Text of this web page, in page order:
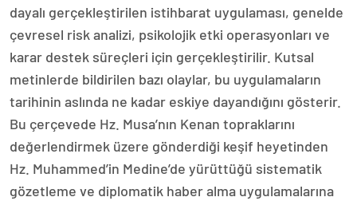
dayalı gerçekleştirilen istihbarat uygulaması, genelde
çevresel risk analizi, psikolojik etki operasyonları ve
karar destek süreçleri için gerçekleştirilir. Kutsal
metinlerde bildirilen bazı olaylar, bu uygulamaların
tarihinin aslında ne kadar eskiye dayandığını gösterir.
Bu çerçevede Hz. Musa’nın Kenan topraklarını
değerlendirmek üzere gönderdiği keşif heyetinden
Hz. Muhammed’in Medine’de yürüttüğü sistematik
gözetleme ve diplomatik haber alma uygulamalarına